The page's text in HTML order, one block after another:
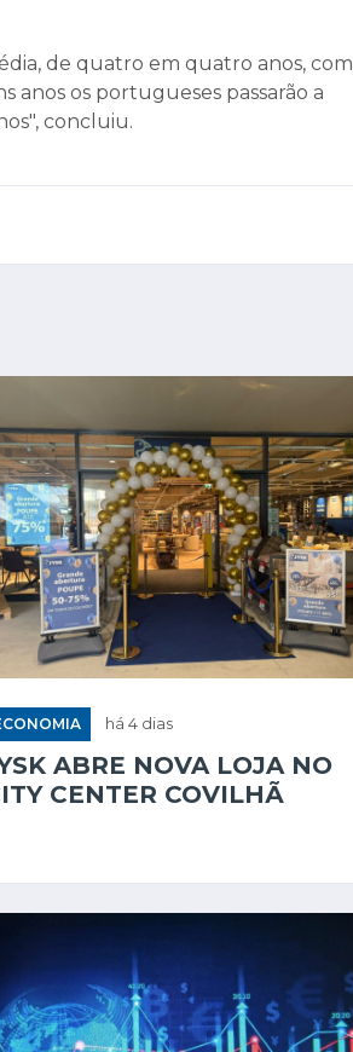
de quatro em quatro anos, com
anos os portugueses passarão a
concluiu.
há 4 dias
ABRE NOVA LOJA NO
CENTER COVILHÃ